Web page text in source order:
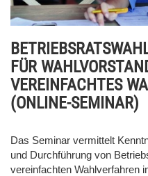
FÜR
VEREINFACHTES
(ONLINE-SEMINAR)
Das Seminar vermittelt
und Durchführung von
vereinfachten Wahlverfahren